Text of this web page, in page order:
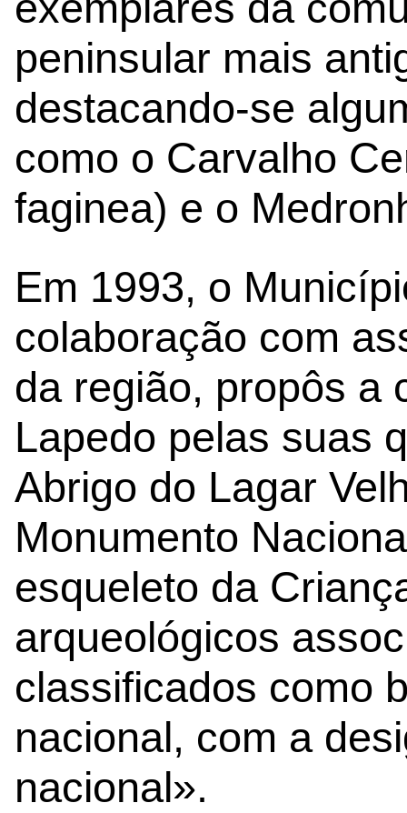
peninsular mais
destacando-se
como o Carvalho
faginea) e o
Em 1993, o
colaboração com
da região, propôs a
Lapedo pelas suas
Abrigo do Lagar
Monumento
esqueleto da
arqueológicos
classificados como
nacional, com a
nacional».